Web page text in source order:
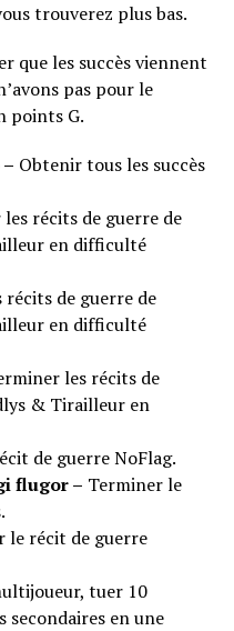
trouverez plus bas.
que les succès viennent
pas pour le
points G.
Obtenir tous les succès
récits de guerre de
en difficulté
de guerre de
en difficulté
les récits de
& Tirailleur en
de guerre NoFlag.
flugor – Terminer le
le récit de guerre
tuer 10
secondaires en une